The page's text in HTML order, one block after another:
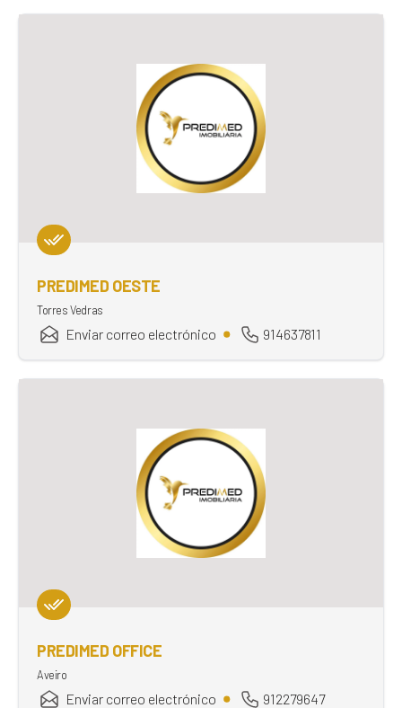
PREDIMED OESTE
Torres Vedras
Enviar correo electrónico 914637811
PREDIMED OFFICE
Aveiro
Enviar correo electrónico 912279647